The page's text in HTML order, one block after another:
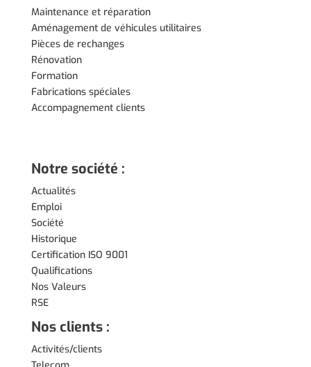
Maintenance et réparation
Aménagement de véhicules utilitaires
Pièces de rechanges
Rénovation
Formation
Fabrications spéciales
Accompagnement clients
Notre société :
Actualités
Emploi
Société
Historique
Certification ISO 9001
Qualifications
Nos Valeurs
RSE
Nos clients :
Activités/clients